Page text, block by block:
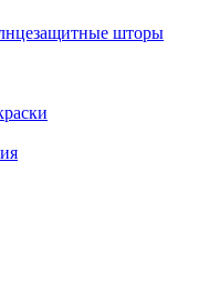
шторы